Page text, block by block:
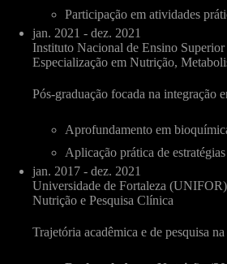
Participação em atividades
jan. 2021 - dez. 2021
Instituto Nacional de Ensino
Especialização em Nutrição,
Pós-graduação focada na integração
Aprofundamento em
Aplicação prática de
jan. 2017 - dez. 2021
Universidade de Fortaleza (UNIFOR)
Nutrição e Pesquisa Clínica
Trajetória acadêmica e de pesquisa